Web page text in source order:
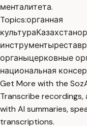
менталитета.
Topics:органная
культураКазахстан
инструменты
органыцерковные
национальная
Get More with the
Transcribe recordings,
with AI summaries,
transcriptions.